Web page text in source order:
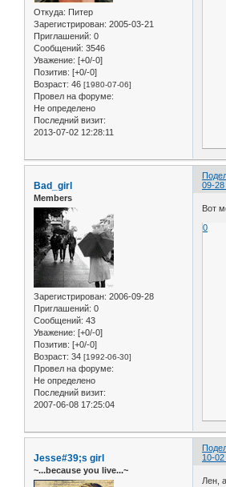
Откуда: Питер
Зарегистрирован: 2005-03-21
Приглашений: 0
Сообщений: 3546
Уважение: [+0/-0]
Позитив: [+0/-0]
Возраст: 46 [1980-07-06]
Провел на форуме:
Не определено
Последний визит:
2013-07-02 12:28:11
09-28
Bad_girl
Members
Зарегистрирован: 2006-09-28
Приглашений: 0
Сообщений: 43
Уважение: [+0/-0]
Позитив: [+0/-0]
Возраст: 34 [1992-06-30]
Провел на форуме:
Не определено
Последний визит:
2007-06-08 17:25:04
Вот
0
10-
Jesse#39;s girl
~...because you live...~
Лен,